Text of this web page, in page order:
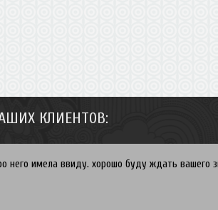
КЛИЕНТОВ:
него имела ввиду. хорошо буду ждать вашего